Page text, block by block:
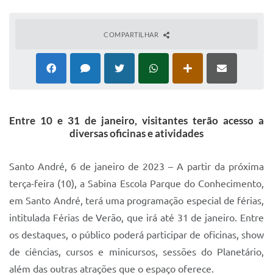
Fale Conosco
Iluminação Pública
Legislação
Lei de acesso à informação
Mobilidade Urbana Sustentável
Ouvidoria da Cidade
COMPARTILHAR
Entre 10 e 31 de janeiro, visitantes terão acesso a
diversas oficinas e atividades
Santo André, 6 de janeiro de 2023 – A partir da próxima
terça-feira (10), a Sabina Escola Parque do Conhecimento,
em Santo André, terá uma programação especial de férias,
intitulada Férias de Verão, que irá até 31 de janeiro. Entre
os destaques, o público poderá participar de oficinas, show
de ciências, cursos e minicursos, sessões do Planetário,
além das outras atrações que o espaço oferece.